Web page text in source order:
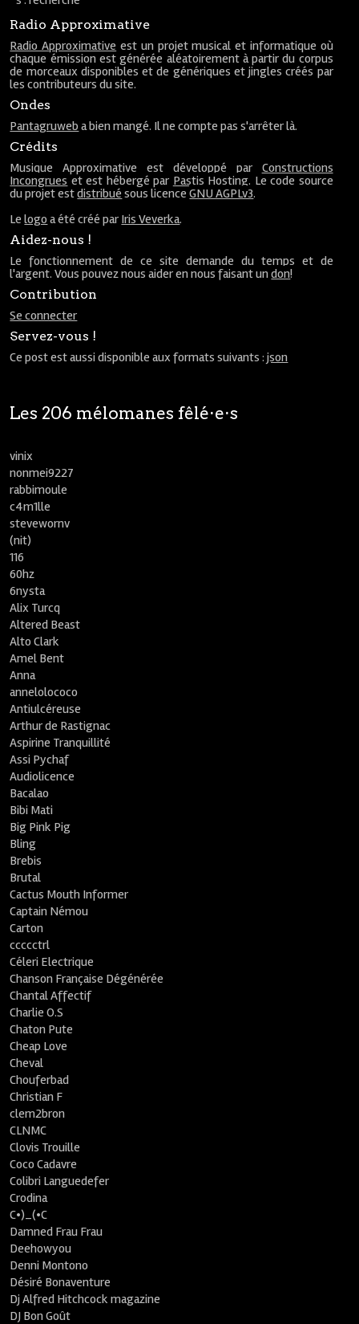
Radio Approximative
Radio Approximative est un projet musical et informatique où
chaque émission est générée aléatoirement à partir du corpus
de morceaux disponibles et de génériques et jingles créés par
les contributeurs du site.
Ondes
Pantagruweb a bien mangé. Il ne compte pas s'arrêter là.
Crédits
Musique Approximative est développé par Constructions
Incongrues et est hébergé par Pastis Hosting. Le code source
du projet estdistribué sous licenceGNU AGPLv3.
Lelogo a été créé par Iris Veverka.
Aidez-nous !
Le fonctionnement de ce site demande du temps et de
l'argent. Vous pouvez nous aider en nous faisant undon!
Contribution
Se connecter
Servez-vous !
Ce post est aussi disponible aux formats suivants :json
Les 206 mélomanes fêlé⋅e⋅s
vinix
nonmei9227
rabbimoule
c4m1lle
stevewornv
(nit)
116
60hz
6nysta
Alix Turcq
Altered Beast
Alto Clark
Amel Bent
Anna
annelolococo
Antiulcéreuse
Arthur de Rastignac
Aspirine Tranquillité
Assi Pychaf
Audiolicence
Bacalao
Bibi Mati
Big Pink Pig
Bling
Brebis
Brutal
Cactus Mouth Informer
Captain Némou
Carton
ccccctrl
Céleri Electrique
Chanson Française Dégénérée
Chantal Affectif
Charlie O.S
Chaton Pute
Cheap Love
Cheval
Chouferbad
Christian F
clem2bron
CLNMC
Clovis Trouille
Coco Cadavre
Colibri Languedefer
Crodina
C•)_(•C
Damned Frau Frau
Deehowyou
Denni Montono
Désiré Bonaventure
Dj Alfred Hitchcock magazine
DJ Bon Goût